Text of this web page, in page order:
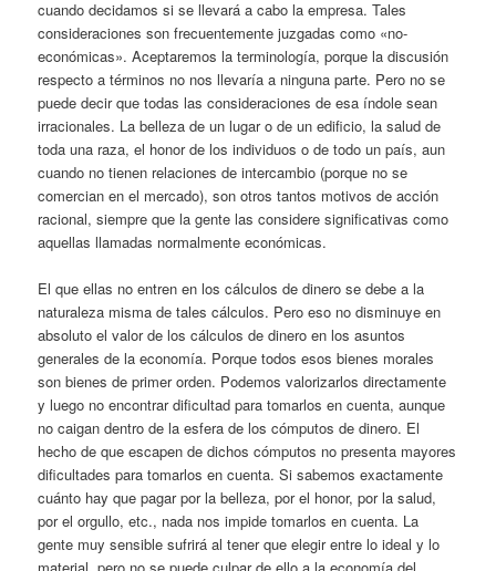
cuando decidamos si se llevará a cabo la empresa. Tales
consideraciones son frecuentemente juzgadas como «no-
económicas». Aceptaremos la terminología, porque la discusión
respecto a términos no nos llevaría a ninguna parte. Pero no se
puede decir que todas las consideraciones de esa índole sean
irracionales. La belleza de un lugar o de un edificio, la salud de
toda una raza, el honor de los individuos o de todo un país, aun
cuando no tienen relaciones de intercambio (porque no se
comercian en el mercado), son otros tantos motivos de acción
racional, siempre que la gente las considere significativas como
aquellas llamadas normalmente económicas.
El que ellas no entren en los cálculos de dinero se debe a la
naturaleza misma de tales cálculos. Pero eso no disminuye en
absoluto el valor de los cálculos de dinero en los asuntos
generales de la economía. Porque todos esos bienes morales
son bienes de primer orden. Podemos valorizarlos directamente
y luego no encontrar dificultad para tomarlos en cuenta, aunque
no caigan dentro de la esfera de los cómputos de dinero. El
hecho de que escapen de dichos cómputos no presenta mayores
dificultades para tomarlos en cuenta. Si sabemos exactamente
cuánto hay que pagar por la belleza, por el honor, por la salud,
por el orgullo, etc., nada nos impide tomarlos en cuenta. La
gente muy sensible sufrirá al tener que elegir entre lo ideal y lo